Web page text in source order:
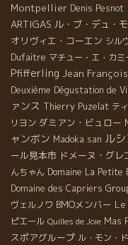
Montpellier Denis Pesnot
ARTIGAS ル・ブ・デュ・
オリヴィエ・コーエン シル
Dufaitre マチュー・エ・カ
Pfifferling Jean
Deuxième Dégustation de
ァンス Thierry Puzelat テ
リヨン ダミアン・ビュロー
ャンボン Madoka san ル
ール見本市 ドメーヌ・グレ
んちゃん Domaine La Petite
Domaine des Capriers
ヴェルノワ BMOメンバー
ピエール Quilles de Joie Mas
スポアグループ ル・モン・